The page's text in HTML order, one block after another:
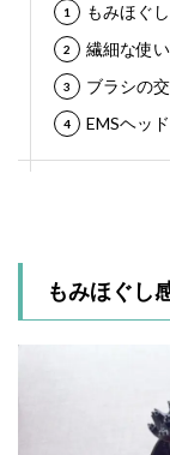
もみほぐ
繊細な使
ブラシの
EMSヘッ
もみほぐし